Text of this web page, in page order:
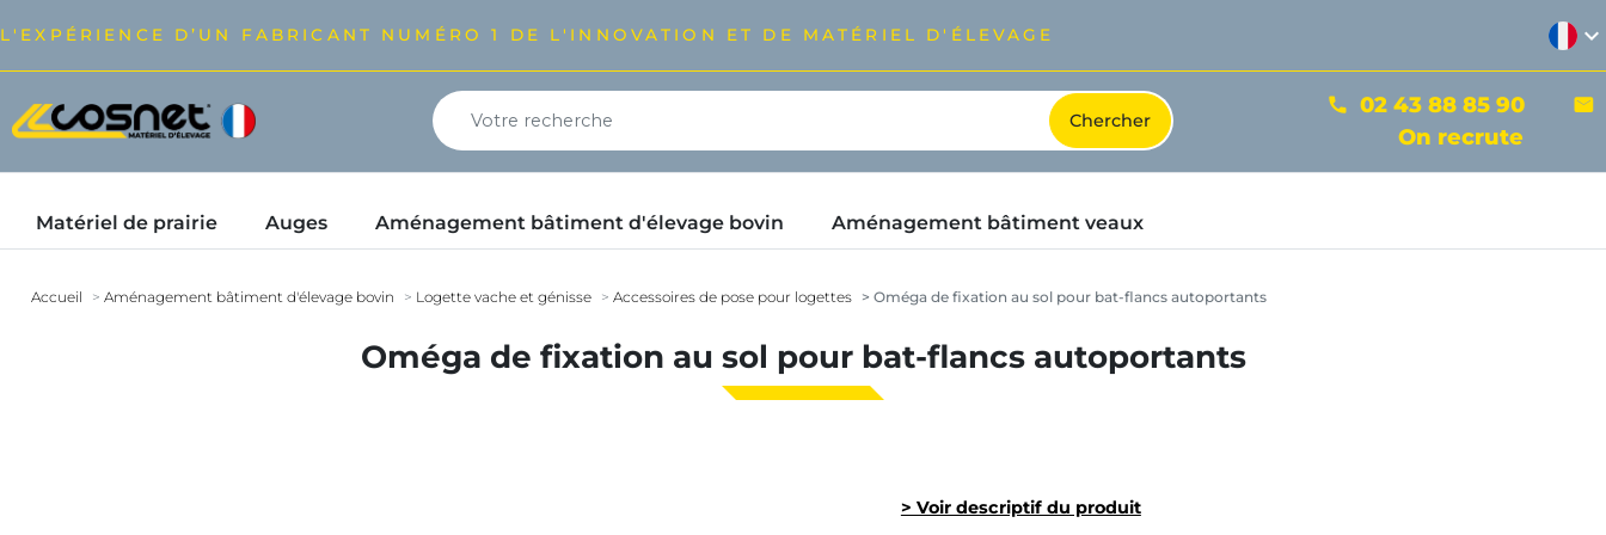
L'EXPÉRIENCE D’UN FABRICANT NUMÉRO 1 DE L'INNOVATION ET DE MATÉRIEL D'ÉLEVAGE expand_more
phone 02 43 88 85 90 mail
On recrute
Matériel de prairie Auges Aménagement bâtiment d'élevage bovin Aménagement bâtiment veaux
Accueil Aménagement bâtiment d'élevage bovin Logette vache et génisse Accessoires de pose pour logettes Oméga de fixation au sol pour bat-flancs autoportants
Oméga de fixation au sol pour bat-flancs autoportants
> Voir descriptif du produit